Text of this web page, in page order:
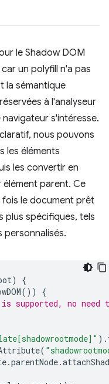
le Shadow DOM
un polyfill n'a pas
la sémantique
à l'analyseur
s'intéresse.
nous pouvons
les éléments
les convertir en
élément parent. Ce
le document prêt
plus spécifiques, tels
personnalisés.
)
{
())
{
is supported, no
).
(
.parentNode.